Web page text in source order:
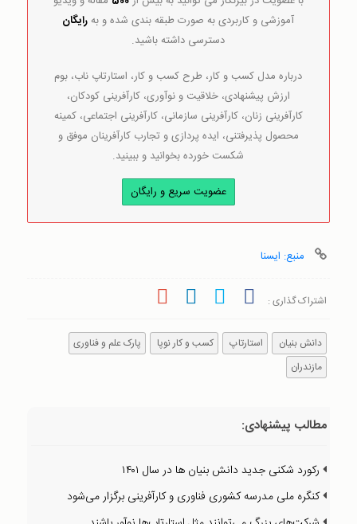
آموزشی و کاربردی به صورت طبقه بندی شده و بهرایگان
دسترسی داشته باشید.
درباره مدل کسب و کار، طرح کسب و کار، استارتاپ ناب، بوم
ارزش پیشنهادی، خلاقیت و نوآوری، کارآفرینی کودکان،
کارآفرینی زنان، کارآفرینی سازمانی، کارآفرینی اجتماعی، کمینه
محصول پذیرفتنی، ایده پردازی و تجارب کارآفرینان موفق و
شکست خورده بخوانید و ببینید.
عضویت سریع و رایگان
منبع: ایسنا
اشتراک گذاری :
دانش بنیان استارتاپ کسب و کار نوپا
پارک علم و فناوری
مازندران
مطالب پیشنهادی:
رکورد شکنی جدید دانش بنیان ها در سال ۱۴۰۱
کنگره ملی مدرسه کشوری فناوری و کارآفرینی برگزار می‌شود